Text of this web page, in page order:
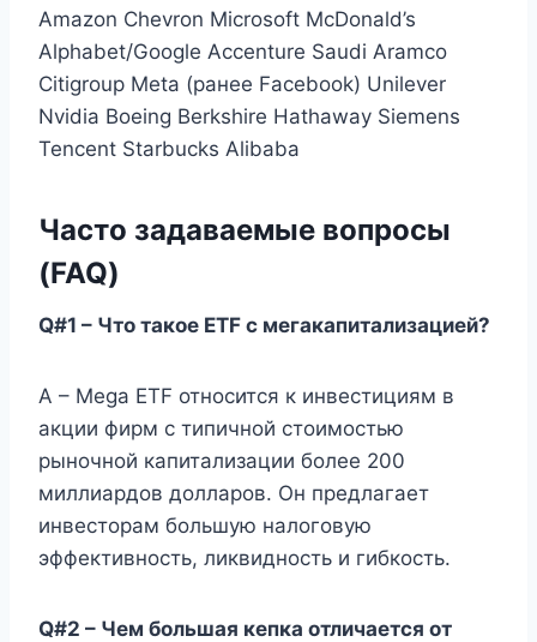
Amazon Chevron Microsoft McDonald’s
Alphabet/Google Accenture Saudi Aramco
Citigroup Meta (ранее Facebook) Unilever
Nvidia Boeing Berkshire Hathaway Siemens
Tencent Starbucks Alibaba
Часто задаваемые вопросы
(FAQ)
Q#1 – Что такое ETF с мегакапитализацией?
A – Mega ETF относится к инвестициям в
акции фирм с типичной стоимостью
рыночной капитализации более 200
миллиардов долларов. Он предлагает
инвесторам большую налоговую
эффективность, ликвидность и гибкость.
Q#2 – Чем большая кепка отличается от